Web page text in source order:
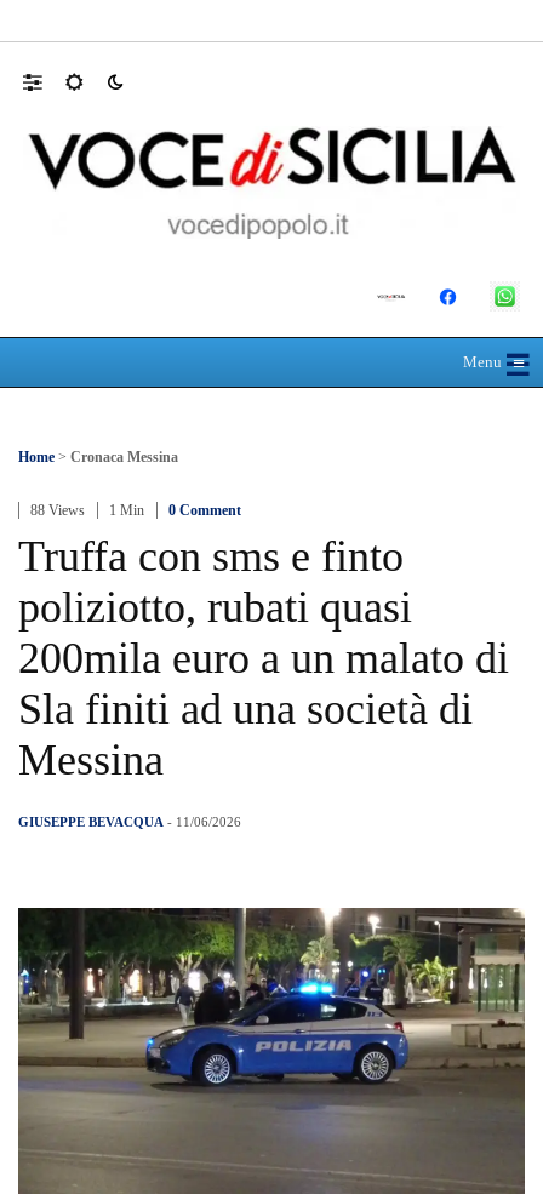
Menu≡
☰
Home > Cronaca Messina
88 Views 1 Min 0 Comment
Truffa con sms e finto
poliziotto, rubati quasi
200mila euro a un malato di
Sla finiti ad una società di
Messina
GIUSEPPE BEVACQUA - 11/06/2026